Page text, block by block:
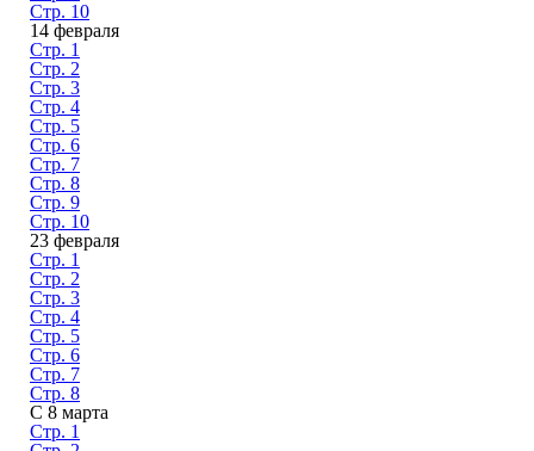
Стр. 10
14 февраля
Стр. 1
Стр. 2
Стр. 3
Стр. 4
Стр. 5
Стр. 6
Стр. 7
Стр. 8
Стр. 9
Стр. 10
23 февраля
Стр. 1
Стр. 2
Стр. 3
Стр. 4
Стр. 5
Стр. 6
Стр. 7
Стр. 8
С 8 марта
Стр. 1